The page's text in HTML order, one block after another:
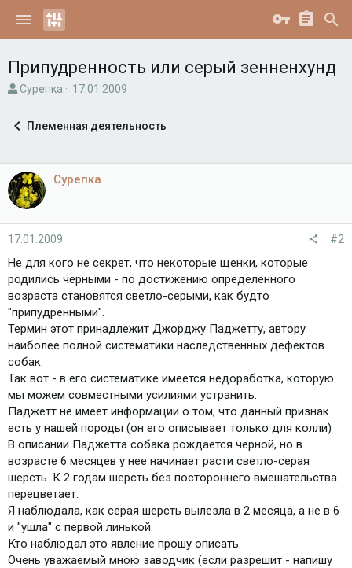
Припудренность или серый зенненхунд
А
о
т
е
м
ы
Сурепка
Д
а
а
ч
а
17.01.2009
Племенная деятельность
Сурепка
17.01.2009 #2
Не для кого не секрет, что некоторые щенки, которые
родились черными - по достижению определенного
возраста становятся светло-серыми, как будто
"припудренными".
Термин этот принадлежит Джорджу Паджетту, автору
наиболее полной систематики наследственных дефектов
собак.
Так вот - в его систематике имеется недоработка, которую
мы можем совместными усилиями устранить.
Паджетт не имеет информации о том, что данный признак
есть у нашей породы (он его описывает только для колли)
В описании Паджетта собака рождается черной, но в
возрасте 6 месяцев у нее начинает расти светло-серая
шерсть. К 2 годам шерсть без постороннего вмешательства
перецветает.
Я наблюдала, как серая шерсть вылезла в 2 месяца, а не в 6
и "ушла" с первой линькой.
Кто наблюдал это явление прошу описать.
Очень уважаемый мною заводчик (если разрешит - напишу